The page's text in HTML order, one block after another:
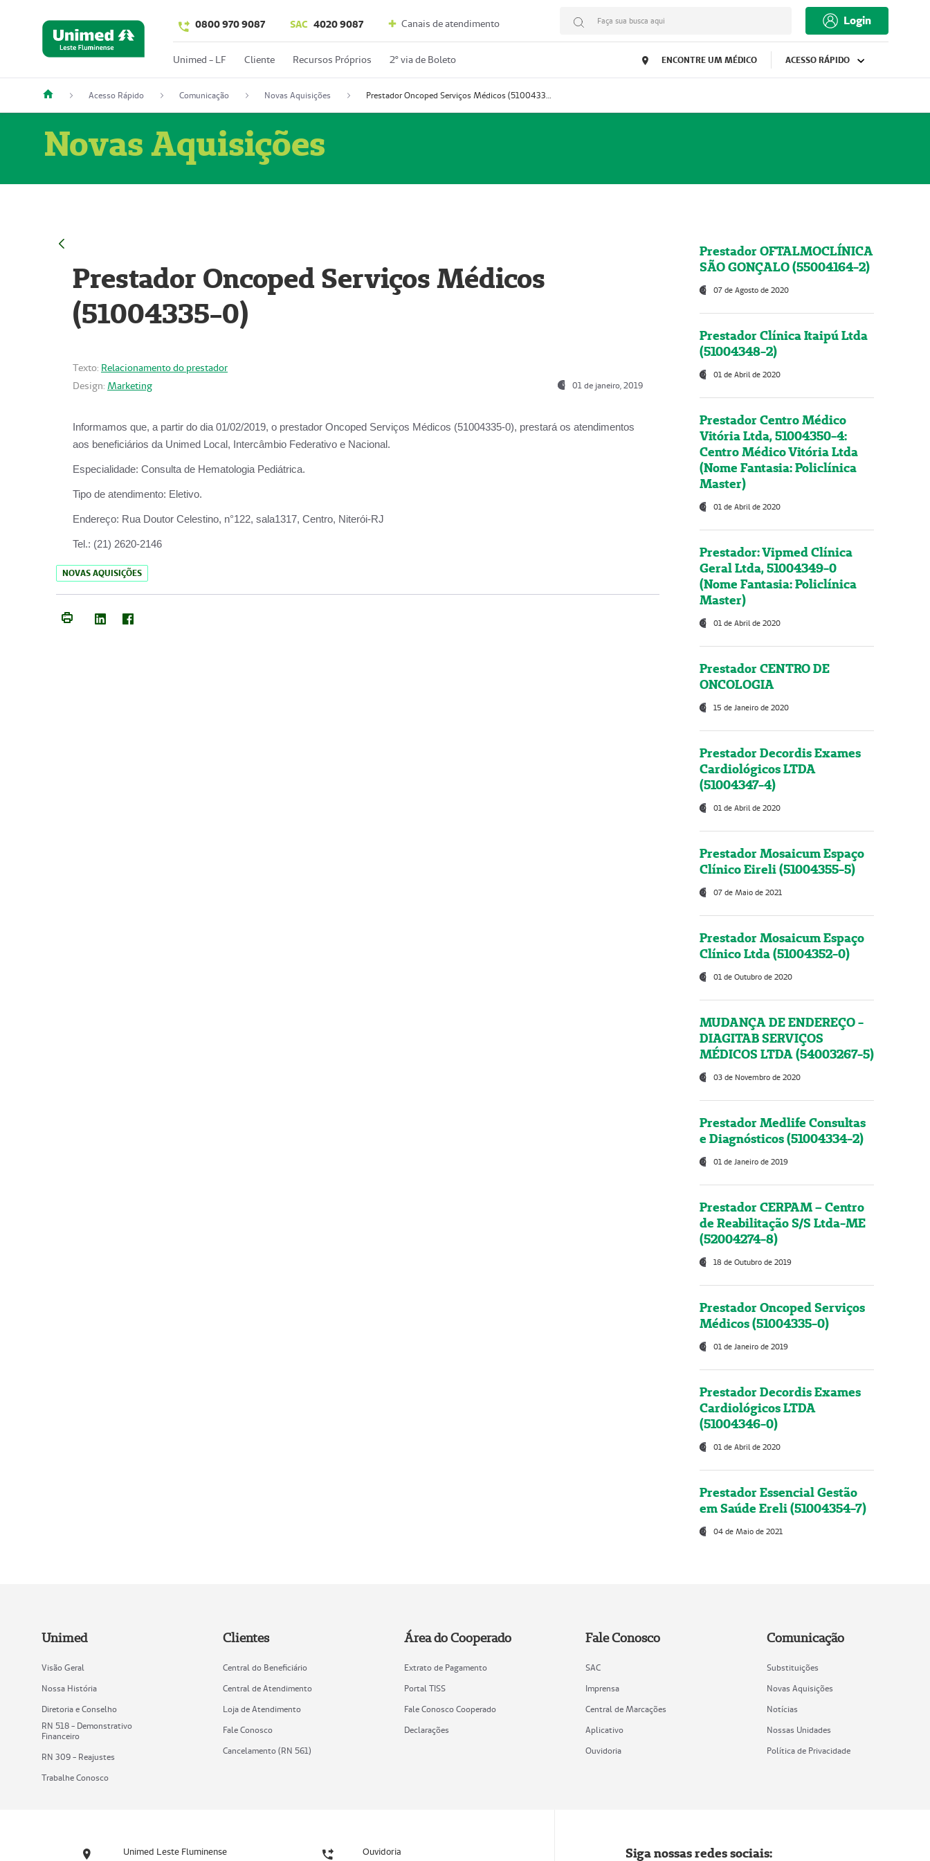
0800 970 9087 SAC 4020 9087 Canais de atendimento Faça sua busca aqui Login
Unimed - LF Cliente Recursos Próprios 2º via de Boleto ENCONTRE UM MÉDICO ACESSO RÁPIDO
Acesso Rápido Comunicação Novas Aquisições Prestador Oncoped Serviços Médicos (51004335-0)
Novas Aquisições
Prestador Oncoped Serviços Médicos
(51004335-0)
Texto: Relacionamento do prestador
Design: Marketing 01 de janeiro, 2019
Informamos que, a partir do dia 01/02/2019, o prestador Oncoped Serviços Médicos (51004335-0), prestará os atendimentos
aos beneficiários da Unimed Local, Intercâmbio Federativo e Nacional.
Especialidade: Consulta de Hematologia Pediátrica.
Tipo de atendimento: Eletivo.
Endereço: Rua Doutor Celestino, n°122, sala1317, Centro, Niterói-RJ
Tel.: (21) 2620-2146
NOVAS AQUISIÇÕES
Prestador OFTALMOCLÍNICA
SÃO GONÇALO (55004164-2)
07 de Agosto de 2020
Prestador Clínica Itaipú Ltda
(51004348-2)
01 de Abril de 2020
Prestador Centro Médico
Vitória Ltda, 51004350-4:
Centro Médico Vitória Ltda
(Nome Fantasia: Policlínica
Master)
01 de Abril de 2020
Prestador: Vipmed Clínica
Geral Ltda, 51004349-0
(Nome Fantasia: Policlínica
Master)
01 de Abril de 2020
Prestador CENTRO DE
ONCOLOGIA
15 de Janeiro de 2020
Prestador Decordis Exames
Cardiológicos LTDA
(51004347-4)
01 de Abril de 2020
Prestador Mosaicum Espaço
Clínico Eireli (51004355-5)
07 de Maio de 2021
Prestador Mosaicum Espaço
Clínico Ltda (51004352-0)
01 de Outubro de 2020
MUDANÇA DE ENDEREÇO -
DIAGITAB SERVIÇOS
MÉDICOS LTDA (54003267-5)
03 de Novembro de 2020
Prestador Medlife Consultas
e Diagnósticos (51004334-2)
01 de Janeiro de 2019
Prestador CERPAM – Centro
de Reabilitação S/S Ltda-ME
(52004274-8)
18 de Outubro de 2019
Prestador Oncoped Serviços
Médicos (51004335-0)
01 de Janeiro de 2019
Prestador Decordis Exames
Cardiológicos LTDA
(51004346-0)
01 de Abril de 2020
Prestador Essencial Gestão
em Saúde Ereli (51004354-7)
04 de Maio de 2021
Unimed
Visão Geral
Nossa História
Diretoria e Conselho
RN 518 - Demonstrativo
Financeiro
RN 309 - Reajustes
Trabalhe Conosco
Clientes
Central do Beneficiário
Central de Atendimento
Loja de Atendimento
Fale Conosco
Cancelamento (RN 561)
Área do Cooperado
Extrato de Pagamento
Portal TISS
Fale Conosco Cooperado
Declarações
Fale Conosco
SAC
Imprensa
Central de Marcações
Aplicativo
Ouvidoria
Comunicação
Substituições
Novas Aquisições
Notícias
Nossas Unidades
Política de Privacidade
Unimed Leste Fluminense Ouvidoria Siga nossas redes sociais: